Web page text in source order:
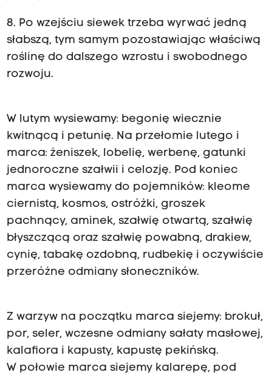
8. Po wzejściu siewek trzeba wyrwać jedną
słabszą, tym samym pozostawiając właściwą
roślinę do dalszego wzrostu i swobodnego
rozwoju.
W lutym wysiewamy: begonię wiecznie
kwitnącą i petunię. Na przełomie lutego i
marca: żeniszek, lobelię, werbenę, gatunki
jednoroczne szałwii i celozję. Pod koniec
marca wysiewamy do pojemników: kleome
ciernistą, kosmos, ostróżki, groszek
pachnący, aminek, szałwię otwartą, szałwię
błyszczącą oraz szałwię powabną, drakiew,
cynię, tabakę ozdobną, rudbekię i oczywiście
przeróżne odmiany słoneczników.
Z warzyw na początku marca siejemy: brokuł,
por, seler, wczesne odmiany sałaty masłowej,
kalafiora i kapusty, kapustę pekińską.
W połowie marca siejemy kalarepę, pod